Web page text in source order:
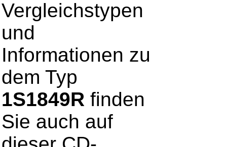
Vergleichstypen
und
Informationen zu
dem Typ
1S1849R finden
Sie auch auf